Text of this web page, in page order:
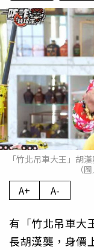
「竹北吊車大王」胡
（
A+ A-
有「竹北吊車大
長胡漢龑，身價